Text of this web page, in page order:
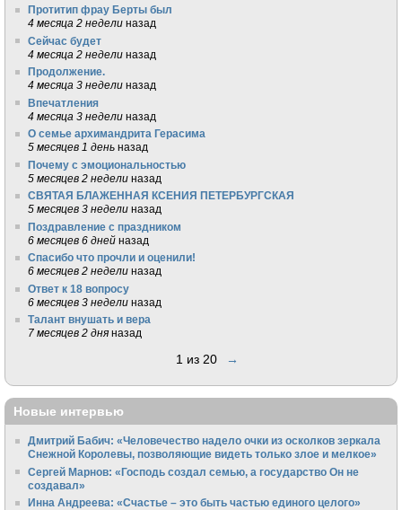
Протитип фрау Берты был
4 месяца 2 недели назад
Сейчас будет
4 месяца 2 недели назад
Продолжение.
4 месяца 3 недели назад
Впечатления
4 месяца 3 недели назад
О семье архимандрита Герасима
5 месяцев 1 день назад
Почему с эмоциональностью
5 месяцев 2 недели назад
СВЯТАЯ БЛАЖЕННАЯ КСЕНИЯ ПЕТЕРБУРГСКАЯ
5 месяцев 3 недели назад
Поздравление с праздником
6 месяцев 6 дней назад
Спасибо что прочли и оценили!
6 месяцев 2 недели назад
Ответ к 18 вопросу
6 месяцев 3 недели назад
Талант внушать и вера
7 месяцев 2 дня назад
1 из 20 →
Новые интервью
Дмитрий Бабич: «Человечество надело очки из осколков зеркала
Снежной Королевы, позволяющие видеть только злое и мелкое»
Сергей Марнов: «Господь создал семью, а государство Он не
создавал»
Инна Андреева: «Счастье – это быть частью единого целого»